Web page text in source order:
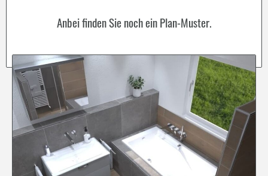
Anbei finden Sie noch ein Plan-Muster.